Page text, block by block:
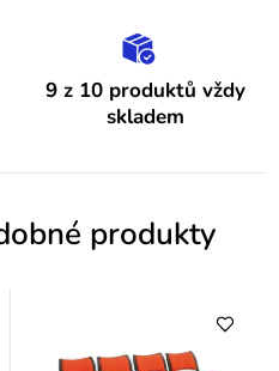
9 z 10 produktů vždy
skladem
produkty